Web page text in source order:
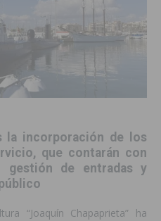
la incorporación de los
que contarán con
gestión de entradas y
“Joaquín Chapaprieta” ha